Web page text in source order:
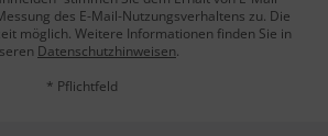
des E-Mail-Nutzungsverhaltens zu. Die
möglich. Weitere Informationen finden Sie in
Datenschutzhinweisen.
* Pflichtfeld